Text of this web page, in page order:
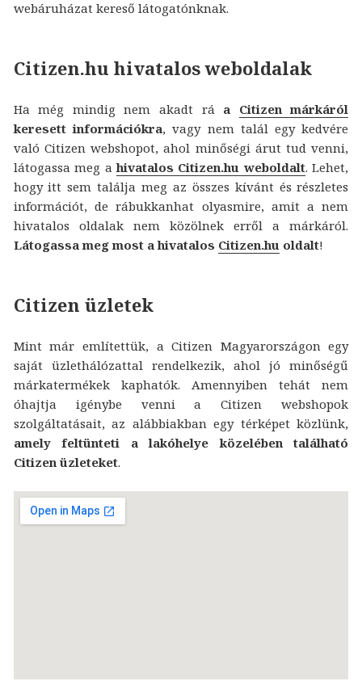
webáruházat kereső látogatónknak.
Citizen.hu hivatalos weboldalak
Ha még mindig nem akadt rá a Citizen márkáról
keresett információkra, vagy nem talál egy kedvére
való Citizen webshopot, ahol minőségi árut tud venni,
látogassa meg ahivatalos Citizen.hu weboldalt. Lehet,
hogy itt sem találja meg az összes kívánt és részletes
információt, de rábukkanhat olyasmire, amit a nem
hivatalos oldalak nem közölnek erről a márkáról.
Látogassa meg most a hivatalos Citizen.hu oldalt!
Citizen üzletek
Mint már említettük, a Citizen Magyarországon egy
saját üzlethálózattal rendelkezik, ahol jó minőségű
márkatermékek kaphatók. Amennyiben tehát nem
óhajtja igénybe venni a Citizen webshopok
szolgáltatásait, az alábbiakban egy térképet közlünk,
amely feltünteti a lakóhelye közelében található
Citizen üzleteket.